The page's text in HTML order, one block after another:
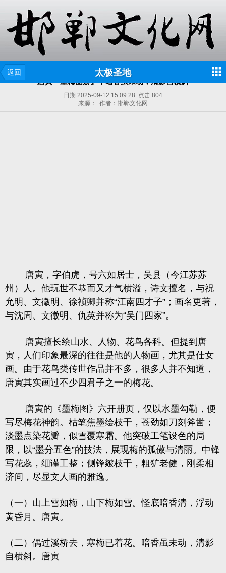
返回 太极圣地
唐寅『墨梅图册』丨暗香虽未动，清影自横斜
日期:2025-09-12 15:09:28 点击:804
来源： 作者：邯郸文化网
唐寅，字伯虎，号六如居士，吴县（今江苏苏
州）人。他玩世不恭而又才气横溢，诗文擅名，与祝
允明、文徵明、徐祯卿并称“江南四才子”；画名更著，
与沈周、文徵明、仇英并称为“吴门四家”。
唐寅擅长绘山水、人物、花鸟各科。但提到唐
寅，人们印象最深的往往是他的人物画，尤其是仕女
画。由于花鸟类传世作品并不多，很多人并不知道，
唐寅其实画过不少四君子之一的梅花。
唐寅的《墨梅图》六开册页，仅以水墨勾勒，便
写尽梅花神韵。枯笔焦墨绘枝干，苍劲如刀刻斧凿；
淡墨点染花瓣，似雪覆寒霜。他突破工笔设色的局
限，以“墨分五色”的技法，展现梅的孤傲与清丽。中锋
写花蕊，细谨工整；侧锋皴枝干，粗犷老健，刚柔相
济间，尽显文人画的雅逸。
（一）山上雪如梅，山下梅如雪。怪底暗香清，浮动
黄昏月。唐寅。
（二）偶过溪桥去，寒梅已着花。暗香虽未动，清影
自横斜。唐寅